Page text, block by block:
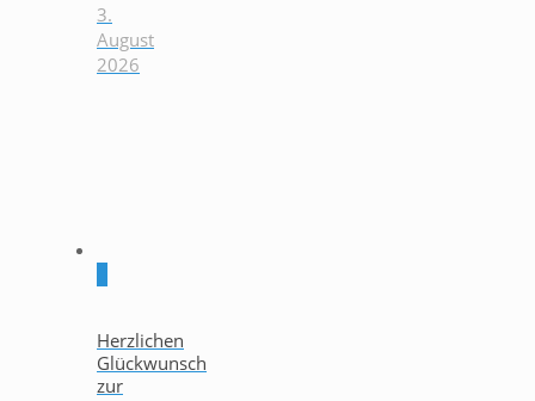
3.
August
2026
Herzlichen
Glückwunsch
zur